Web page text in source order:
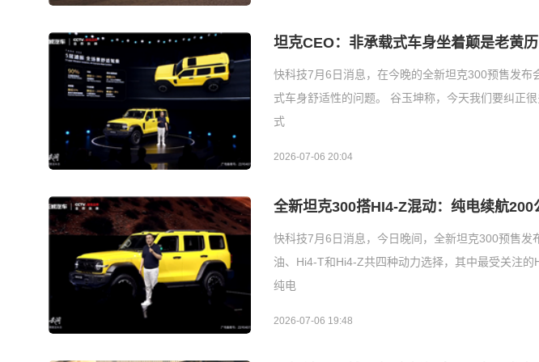
坦克CEO：非承载式车身坐着颠是老黄
快科技7月6日消息，在今晚的全新坦克300预售发
式车身舒适性的问题。 谷玉坤称，今天我们要纠正
式
2026-07-06 20:04
全新坦克300搭HI4-Z混动：纯电续航200
快科技7月6日消息，今日晚间，全新坦克300预售
油、Hi4-T和Hi4-Z共四种动力选择，其中最受关注的
纯电
2026-07-06 19:48